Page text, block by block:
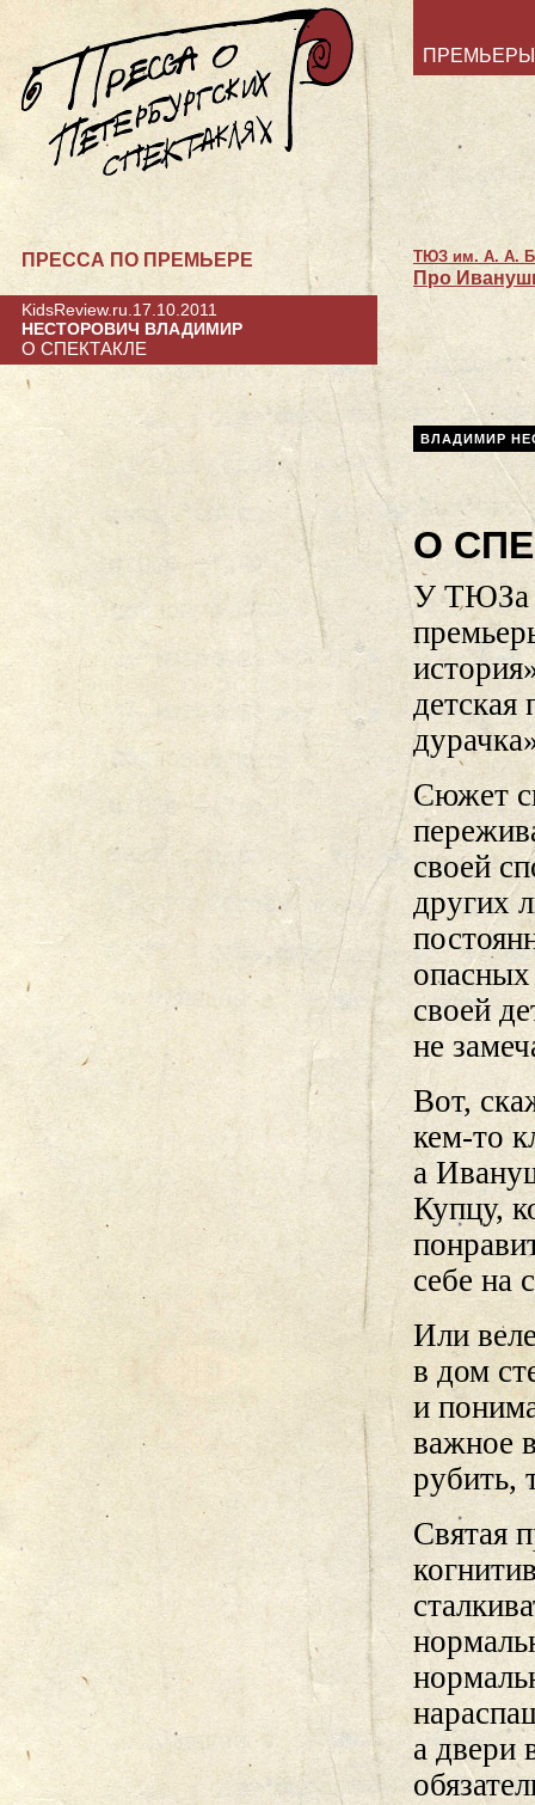
ПРЕМЬЕРЫ
ТЮЗ им. А. А.
Про
ВЛАДИМИР
О
У ТЮЗа
Сюжет
своей
других
своей
не
Вот,
кем-то
а
Купцу,
себе на
Или
в дом
и
важное
рубить,
Святая
а двери
ПРЕССА ПО ПРЕМЬЕРЕ
KidsReview.ru.17.10.2011
НЕСТОРОВИЧ ВЛАДИМИР
О СПЕКТАКЛЕ